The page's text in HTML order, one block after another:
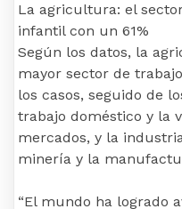
La agricultura: el
infantil con un 61%
Según los datos, la
mayor sector de
los casos, seguido de
trabajo doméstico y la
mercados, y la
minería y la
“El mundo ha logrado